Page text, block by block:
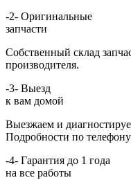
-2- Оригинальные
запчасти
Собственный склад
производителя.
-3- Выезд
к вам домой
Выезжаем и
Подробности по
-4- Гарантия до 1 года
на все работы